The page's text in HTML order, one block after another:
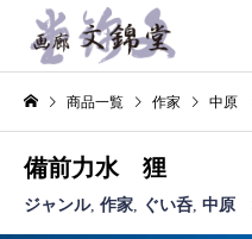
商品一覧 作家 中原
備前力水 狸
ジャンル, 作家, ぐい呑, 中原